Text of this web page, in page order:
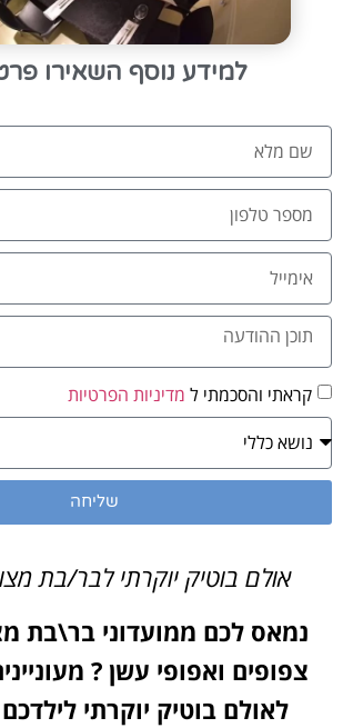
למידע נוסף השאירו
קראתי והסכמתי ל מדיניות הפרטיות
שליחה
אולם בוטיק יוקרתי לבר/בת
נמאס לכם ממועדוני בר\בת
צפופים ואפופי עשן ?
לאולם בוטיק יוקרתי